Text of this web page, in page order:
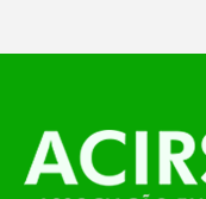
O Polo ACATE-
de Tecnologia da
Itajaí, realizou, no